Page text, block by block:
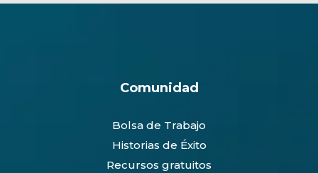
Comunidad
Bolsa de Trabajo
Historias de Éxito
Recursos gratuitos